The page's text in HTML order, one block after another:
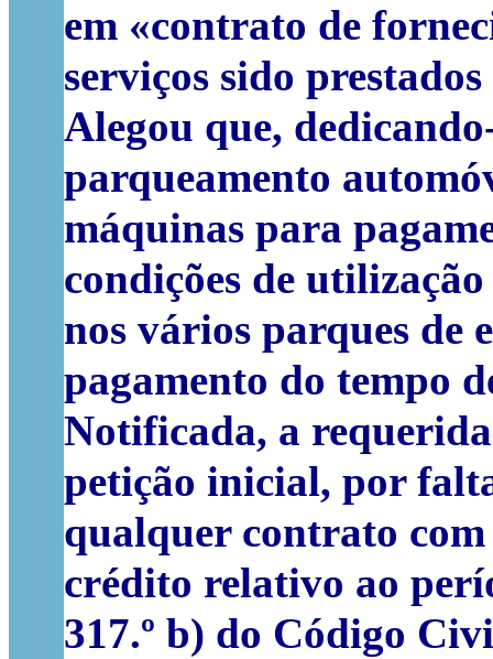
em «contrato de
serviços sido
Alegou que,
parqueamento
máquinas para
condições de
nos vários parques de
pagamento do tempo
Notificada, a
petição inicial, por
qualquer contrato
crédito relativo ao
317.º b) do Código